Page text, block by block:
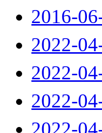
2016-
2022-
2022-
2022-